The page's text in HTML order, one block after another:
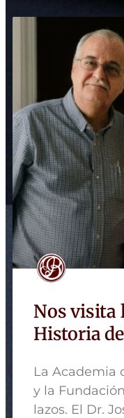
Nos visita
Historia
La Academia
y la
lazos. El Dr.